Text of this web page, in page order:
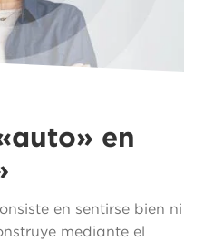
en
en sentirse bien ni
mediante el